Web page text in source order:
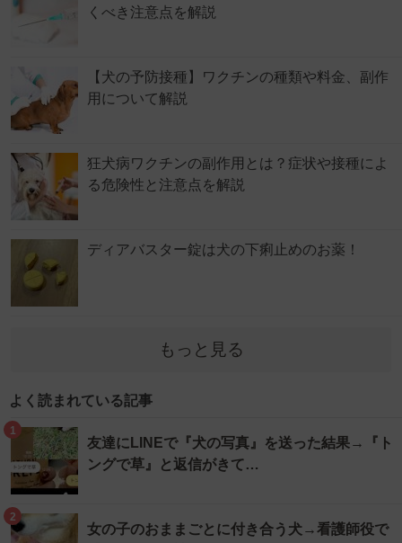
くべき注意点を解説
【犬の予防接種】ワクチンの種類や料金、副作
用について解説
狂犬病ワクチンの副作用とは？症状や接種によ
る危険性と注意点を解説
ディアバスター錠は犬の下痢止めのお薬！
もっと見る
よく読まれている記事
1
友達にLINEで『犬の写真』を送った結果→『ト
ングで草』と返信がきて…
2
女の子のおままごとに付き合う犬→看護師役で